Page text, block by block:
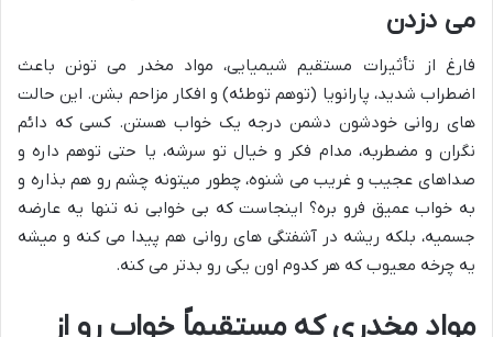
می دزدن
فارغ از تأثیرات مستقیم شیمیایی، مواد مخدر می تونن باعث
اضطراب شدید، پارانویا (توهم توطئه) و افکار مزاحم بشن. این حالت
های روانی خودشون دشمن درجه یک خواب هستن. کسی که دائم
نگران و مضطربه، مدام فکر و خیال تو سرشه، یا حتی توهم داره و
صداهای عجیب و غریب می شنوه، چطور میتونه چشم رو هم بذاره و
به خواب عمیق فرو بره؟ اینجاست که بی خوابی نه تنها یه عارضه
جسمیه، بلکه ریشه در آشفتگی های روانی هم پیدا می کنه و میشه
یه چرخه معیوب که هر کدوم اون یکی رو بدتر می کنه.
مواد مخدری که مستقیماً خواب رو از